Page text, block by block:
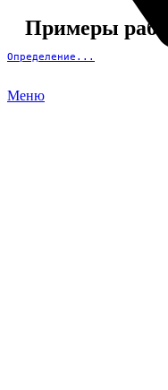
Определение...
Меню
Примеры работ